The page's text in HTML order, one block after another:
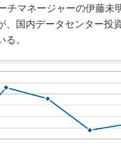
マネージャーの伊藤未
、国内データセンター投
。